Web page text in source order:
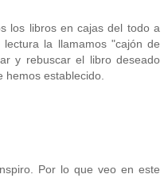
los libros en cajas del todo a
la llamamos "cajón de
y rebuscar el libro deseado
hemos establecido.
Por lo que veo en este